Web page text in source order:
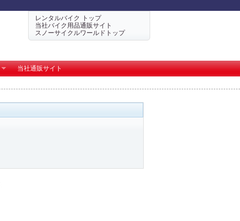
レンタルバイク トップ
当社バイク用品通販サイト
スノーサイクルワールドトップ
当社通販サイト